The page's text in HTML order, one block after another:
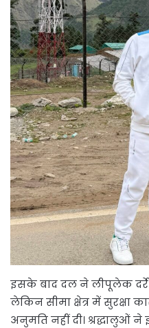
इसके बाद दल ने लीपूलेक
लेकिन सीमा क्षेत्र में सुरक्षा
अनुमति नहीं दी। श्रद्धालुओं